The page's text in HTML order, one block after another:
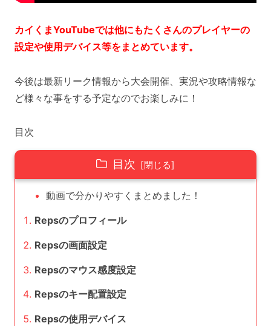
カイくまYouTubeでは他にもたくさんのプレイヤーの
設定や使用デバイス等をまとめています。
今後は最新リーク情報から大会開催、実況や攻略情報な
ど様々な事をする予定なのでお楽しみに！
目次
目次
動画で分かりやすくまとめました！
Repsのプロフィール
Repsの画面設定
Repsのマウス感度設定
Repsのキー配置設定
Repsの使用デバイス